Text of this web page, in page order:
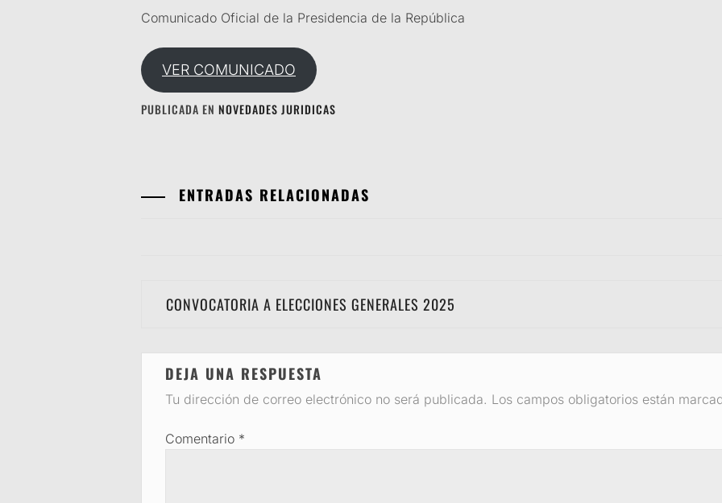
Comunicado Oficial de la Presidencia de la República
VER COMUNICADO
PUBLICADA EN NOVEDADES JURIDICAS
ENTRADAS RELACIONADAS
Navegación
entradas
CONVOCATORIA A ELECCIONES GENERALES 2025
DEJA UNA RESPUESTA
Tu dirección de correo electrónico no será publicada. Los campos obligatorios están
Comentario *